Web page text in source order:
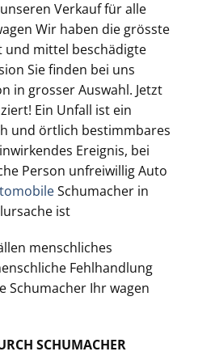
Verkauf für alle
Wir haben die grösste
und mittel beschädigte
Sie finden bei uns
in grosser Auswahl. Jetzt
Ein Unfall ist ein
und örtlich bestimmbares
Ereignis, bei
Person unfreiwillig Auto
Schumacher in
ist
menschliches
Fehlhandlung
Schumacher Ihr wagen
SCHUMACHER